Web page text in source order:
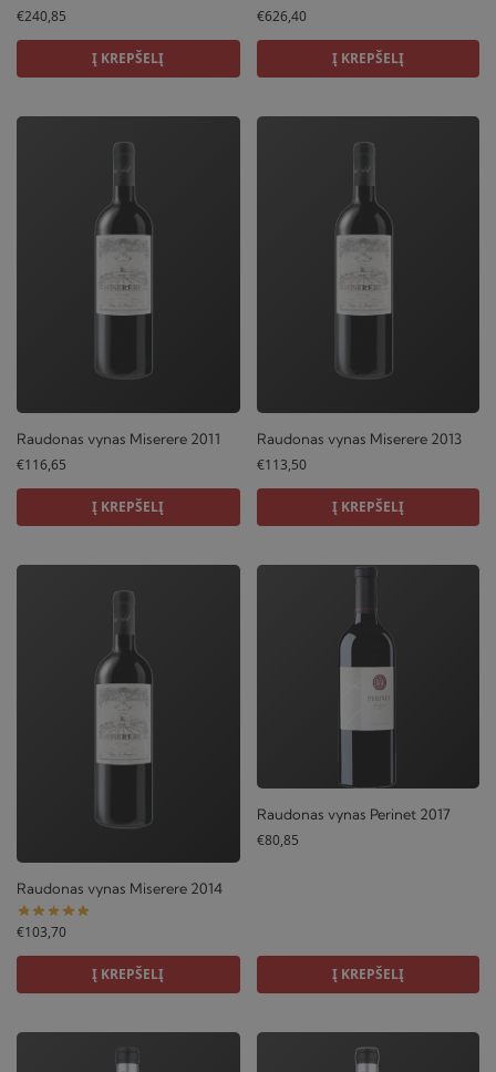
€240,85
Į KREPŠELĮ
€626,40
Į KREPŠELĮ
Raudonas vynas Miserere 2011
€116,65
Į KREPŠELĮ
Raudonas vynas Miserere 2013
€113,50
Į KREPŠELĮ
Raudonas vynas Miserere 2014
€103,70
Į KREPŠELĮ
Raudonas vynas Perinet 2017
€80,85
Į KREPŠELĮ